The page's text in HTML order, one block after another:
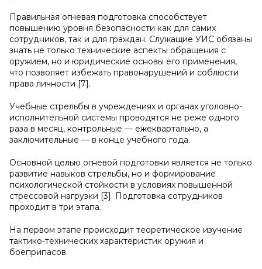
Правильная огневая подготовка способствует
повышению уровня безопасности как для самих
сотрудников, так и для граждан. Служащие УИС обязаны
знать не только технические аспекты обращения с
оружием, но и юридические основы его применения,
что позволяет избежать правонарушений и соблюсти
права личности [7].
Учебные стрельбы в учреждениях и органах уголовно-
исполнительной системы проводятся не реже одного
раза в месяц, контрольные — ежеквартально, а
заключительные — в конце учебного года.
Основной целью огневой подготовки является не только
развитие навыков стрельбы, но и формирование
психологической стойкости в условиях повышенной
стрессовой нагрузки [3]. Подготовка сотрудников
проходит в три этапа.
На первом этапе происходит теоретическое изучение
тактико-технических характеристик оружия и
боеприпасов.